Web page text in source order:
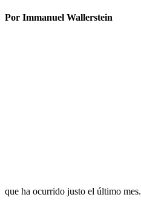
Por Immanuel Wallerstein
que ha ocurrido justo el último mes.